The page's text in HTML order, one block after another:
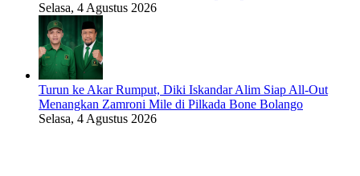
Selasa, 4 Agustus 2026
Turun ke Akar Rumput, Diki Iskandar Alim Siap All-Out
Menangkan Zamroni Mile di Pilkada Bone Bolango
Selasa, 4 Agustus 2026